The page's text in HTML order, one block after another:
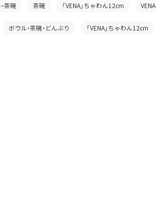
茶碗 茶碗 「VENA」ちゃわん12cm VENA
ボウル・茶碗・どんぶり 「VENA」ちゃわん12cm